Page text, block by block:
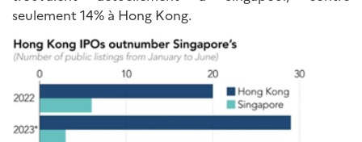
seulement 14% à Hong Kong.